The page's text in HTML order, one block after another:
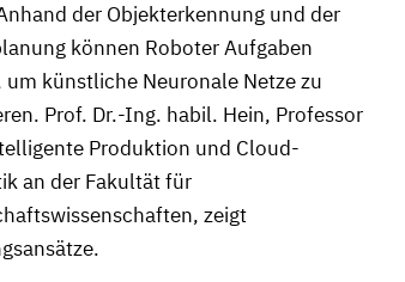
der Objekterkennung und der
können Roboter Aufgaben
um künstliche Neuronale Netze zu
Prof. Dr.-Ing. habil. Hein, Professor
Produktion und Cloud-
an der Fakultät für
zeigt